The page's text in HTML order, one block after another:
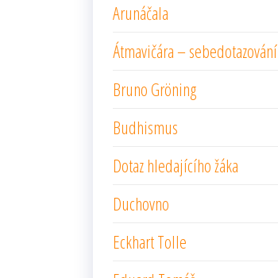
Arunáčala
Átmavičára – sebedotazování
Bruno Gröning
Budhismus
Dotaz hledajícího žáka
Duchovno
Eckhart Tolle